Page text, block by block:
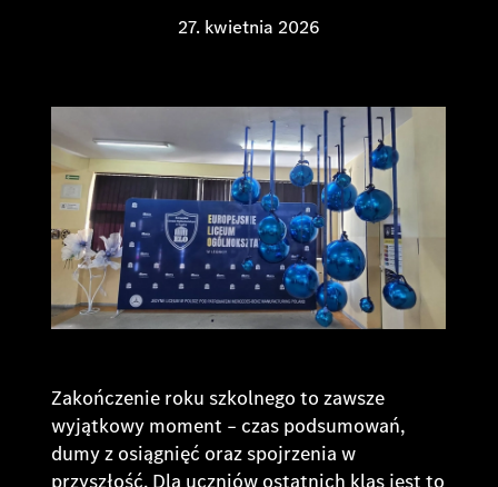
27. kwietnia 2026
Zakończenie roku szkolnego to zawsze
wyjątkowy moment – czas podsumowań,
dumy z osiągnięć oraz spojrzenia w
przyszłość. Dla uczniów ostatnich klas jest to